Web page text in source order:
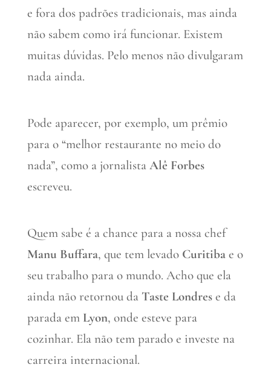
e fora dos padrões tradicionais, mas ainda
não sabem como irá funcionar. Existem
muitas dúvidas. Pelo menos não divulgaram
nada ainda.
Pode aparecer, por exemplo, um prêmio
para o “melhor restaurante no meio do
nada”, como a jornalista Alê Forbes
escreveu.
Quem sabe é a chance para a nossa chef
Manu Buffara, que tem levado Curitibae o
seu trabalho para o mundo. Acho que ela
ainda não retornou da Taste Londrese da
parada em Lyon, onde esteve para
cozinhar. Ela não tem parado e investe na
carreira internacional.